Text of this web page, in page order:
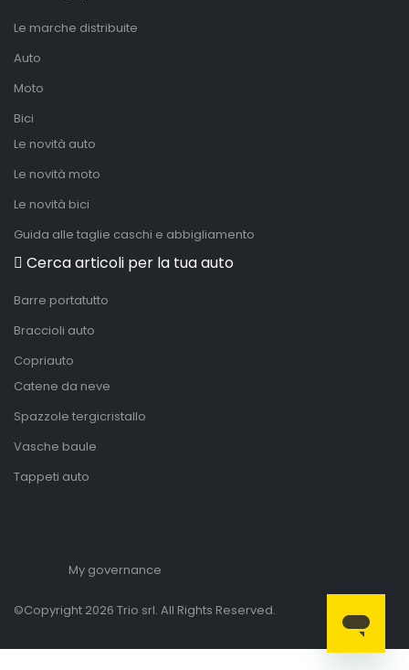
Le marche distribuite
Auto
Moto
Bici
Le novità auto
Le novità moto
Le novità bici
Guida alle taglie caschi e abbigliamento
Cerca articoli per la tua auto
Barre portatutto
Braccioli auto
Copriauto
Catene da neve
Spazzole tergicristallo
Vasche baule
Tappeti auto
My governance
©Copyright 2026 Trio srl. All Rights Reserved.